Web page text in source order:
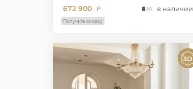
672 900 ₽ в наличии
Получить скидку